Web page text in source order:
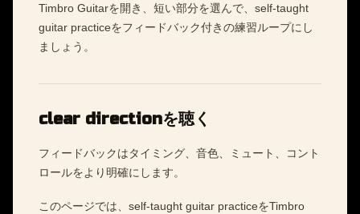
Timbro Guitarを開き、短い部分を選んで、self-taught
guitar practiceをフィードバック付きの練習ループにし
ましょう。
clear directionを聴く
フィードバックはタイミング、音色、ミュート、コント
ロールをより明確にします。
このページでは、self-taught guitar practiceをTimbro